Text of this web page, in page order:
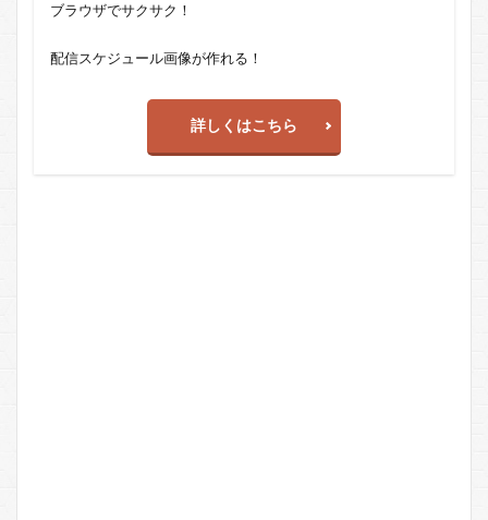
ブラウザでサクサク！
配信スケジュール画像が作れる！
詳しくはこちら